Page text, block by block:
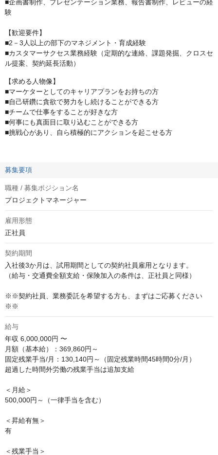
■企画書制作、プレゼンテーション業務、報告書制作、レビューの経
験
【歓迎要件】
■2－3人以上の部下のマネジメント・育成経験
■カスタマーサクセス業務経験（定期的な連絡、課題発掘、クロスセ
ル提案、契約延長活動）
【求める人物像】
■マーケターとしてのキャリアプランをお持ちの方
■自己研鑽に貪欲で努力をし続けることができる方
■チームで仕事をすることが好きな方
■何事にも真面目に取り込むことができる方
■挑戦心があり、自ら積極的にアクションを起こせる方
募集要項
職種 / 募集ポジション名
プロジェクトマネージャー
雇用形態
正社員
契約期間
入社後3か月は、試用期間としての契約社員雇用となります。
（給与・交通費全額支給・保険加入の条件は、正社員と同様）
※※契約社員、業務委託を希望する方も、まずはご応募ください
※※
給与
年収 6,000,000円 〜
月額（基本給）：369,860円～
固定残業手当/月：130,140円～（固定残業時間45時間0分/月）
超過した時間外労働の残業手当は追加支給
＜月給＞
500,000円～（一律手当を含む）
＜昇給有無＞
有
＜残業手当＞